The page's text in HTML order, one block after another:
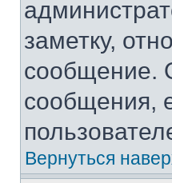
заметку,
сообщение.
сообщения,
Вернуться